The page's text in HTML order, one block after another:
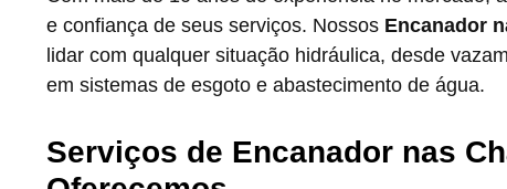
e confiança de seus serviços. Nossos Encanador
lidar com qualquer situação hidráulica, desde
em sistemas de esgoto e abastecimento de água.
Serviços de Encanador nas